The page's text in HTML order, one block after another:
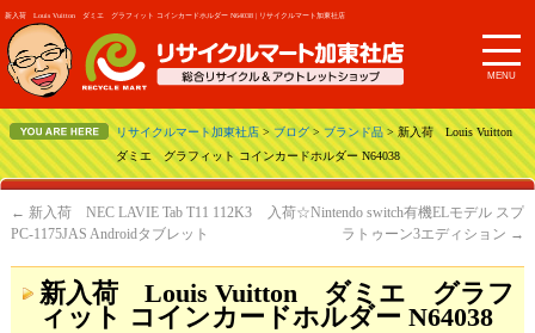
新入荷 Louis Vuitton ダミエ グラフィット コインカードホルダー N64038 | リサイクルマート加東社店
MENU
リサイクルマート加東社店>ブログ>ブランド品> 新入荷 Louis Vuitton
ダミエ グラフィット コインカードホルダー N64038
← 新入荷 NEC LAVIE Tab T11 112K3
PC-1175JAS Androidタブレット
入荷☆Nintendo switch有機ELモデル スプ
ラトゥーン3エディション →
新入荷 Louis Vuitton ダミエ グラフ
ィット コインカードホルダー N64038